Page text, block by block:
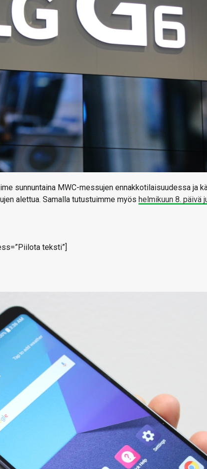
sunnuntaina MWC-messujen ennakkotilaisuudessa ja
alettua. Samalla tutustuimme myös helmikuun 8. päivä
teksti”]